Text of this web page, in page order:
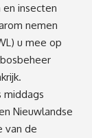
insecten
nemen
u mee op
middags
Nieuwlandse
van de